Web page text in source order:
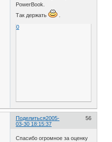
PowerBook.
Так держать
0
Поделиться 56
2005-
03-30 18:15:37
Спасибо огромное за оценку